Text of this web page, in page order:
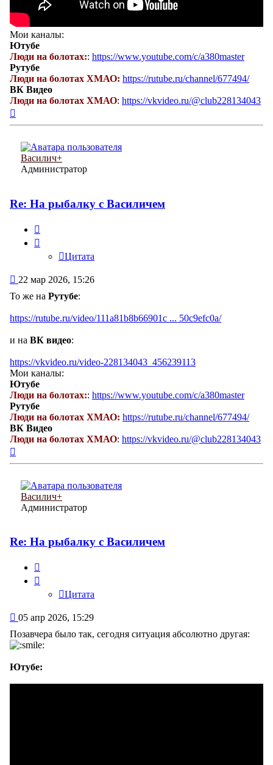
Мои каналы:
Ютубе
Люди на болотах:: https://www.youtube.com/c/a380master
Рутубе
Люди на болотах ХМАО: https://rutube.ru/channel/677494/
ВК Видео
Люди на болотах ХМАО: https://vkvideo.ru/@club228134043
Василич+
Администратор
Re: На рыбалку с Василичем
Цитата
Сообщение
22 мар 2026, 15:26
То же на Рутубе:
https://rutube.ru/video/111a81b8b66901c ... 50c9efc0a/
и на ВК видео:
https://vkvideo.ru/video-228134043_456239113
Мои каналы:
Ютубе
Люди на болотах:: https://www.youtube.com/c/a380master
Рутубе
Люди на болотах ХМАО: https://rutube.ru/channel/677494/
ВК Видео
Люди на болотах ХМАО: https://vkvideo.ru/@club228134043
Василич+
Администратор
Re: На рыбалку с Василичем
Цитата
Сообщение
05 апр 2026, 15:29
Позавчера было так, сегодня ситуация абсолютно другая:
Ютубе: